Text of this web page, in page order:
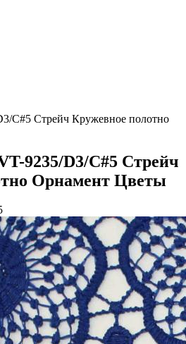
C#5 Стрейч Кружевное полотно
9235/D3/C#5 Стрейч
Орнамент Цветы